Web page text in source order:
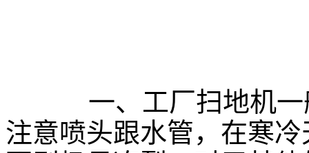
一、工厂扫地机一般
注意喷头跟水管，在寒